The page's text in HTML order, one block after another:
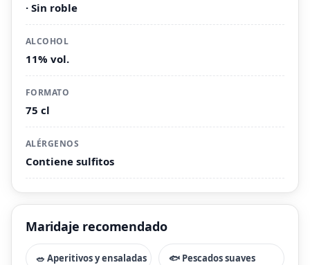
· Sin roble
ALCOHOL
11% vol.
FORMATO
75 cl
ALÉRGENOS
Contiene sulfitos
Maridaje recomendado
🥗 Aperitivos y ensaladas 🐟 Pescados suaves